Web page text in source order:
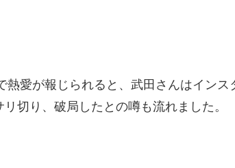
愛が報じられると、武田さんはインス
切り、破局したとの噂も流れました。